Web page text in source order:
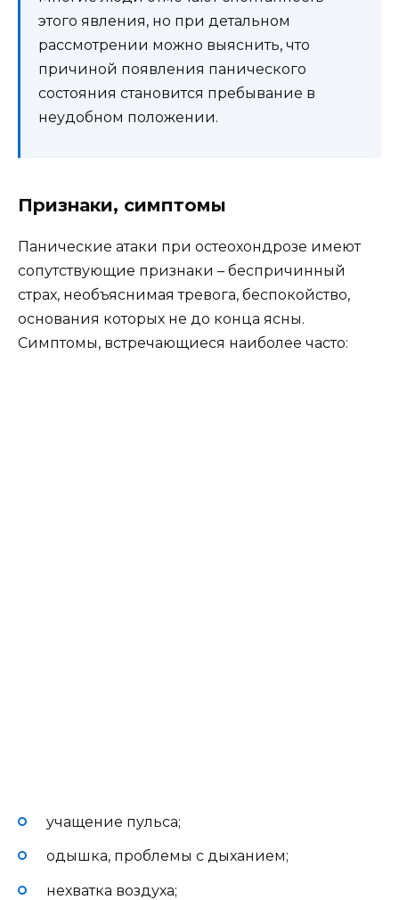
этого явления, но при детальном
рассмотрении можно выяснить, что
причиной появления панического
состояния становится пребывание в
неудобном положении.
Признаки, симптомы
Панические атаки при остеохондрозе имеют
сопутствующие признаки – беспричинный
страх, необъяснимая тревога, беспокойство,
основания которых не до конца ясны.
Симптомы, встречающиеся наиболее часто:
учащение пульса;
одышка, проблемы с дыханием;
нехватка воздуха;